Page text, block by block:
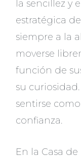
la sencillez y
estratégica
siempre a la
moverse
función de
su
sentirse
confianza.
En la Casa